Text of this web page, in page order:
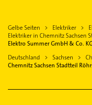
Klaffenbach
Markersdorf
Rabenstein
Sonnenberg
Lichtenau
Lugau /Erzgebirge
Waldenburg Sachsen
Immobilienmakler
Gartenbau &
Physikalische
Zahnarzt
Heizung & Sanitär
Putzfrau
Gelbe Seiten Elektriker
Elektriker in Chemnitz Sachsen
Elektro Summer GmbH & Co.
Deutschland
Sachsen
Chemnitz Sachsen Stadtteil